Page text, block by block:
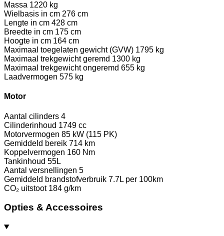
Massa 1220 kg
Wielbasis in cm 276 cm
Lengte in cm 428 cm
Breedte in cm 175 cm
Hoogte in cm 164 cm
Maximaal toegelaten gewicht (GVW) 1795 kg
Maximaal trekgewicht geremd 1300 kg
Maximaal trekgewicht ongeremd 655 kg
Laadvermogen 575 kg
Motor
Aantal cilinders 4
Cilinderinhoud 1749 cc
Motorvermogen 85 kW (115 PK)
Gemiddeld bereik 714 km
Koppelvermogen 160 Nm
Tankinhoud 55L
Aantal versnellingen 5
Gemiddeld brandstofverbruik 7.7L per 100km
CO₂ uitstoot 184 g/km
Opties & Accessoires